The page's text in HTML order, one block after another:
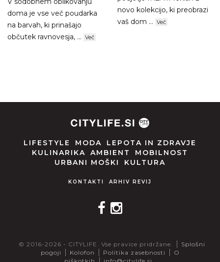
doma je vse več poudarka
na barvah, ki prinašajo
občutek ravnovesja, ... Več
novo kolekcijo, ki preobrazi
vaš dom ... Več
LIFESTYLE MODA
LEPOTA IN ZDRAVJE
KULINARIKA
AMBIENT
MOBILNOST
URBANI MOŠKI
KULTURA
KONTAKTI ARHIV REVIJ
© 2016-2026 - CITYLIFE. Vse pravice pridržane.
Splošni
pogoji
Kolofon Politika zasebnosti
O